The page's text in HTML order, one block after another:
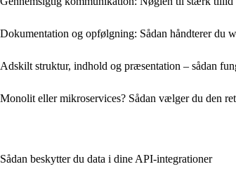
Dokumentation og opfølgning: Sådan håndterer du
Adskilt struktur, indhold og præsentation – sådan
Monolit eller mikroservices? Sådan vælger du den
Sådan beskytter du data i dine API‑integrationer